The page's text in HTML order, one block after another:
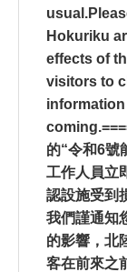
Hokuriku
effects of
visitors to
的“令和6號
工作人員立
認設施受到
我們謹通知
的影響，北
客在前來之